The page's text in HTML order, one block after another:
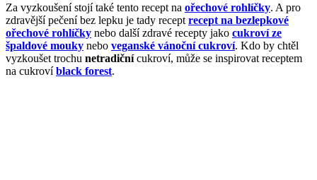
Za vyzkoušení stojí také tento recept na ořechové rohlíčky. A pro
zdravější pečení bez lepku je tady recept recept na bezlepkové
ořechové rohlíčky nebo další zdravé recepty jako cukroví ze
špaldové mouky nebo veganské vánoční cukroví. Kdo by chtěl
vyzkoušet trochu netradičnícukroví, může se inspirovat receptem
na cukrovíblack forest.